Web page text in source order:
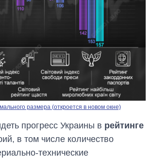
размера (откроется в новом окне)
прогресс Украины в рейтинге
в том числе количество
технические